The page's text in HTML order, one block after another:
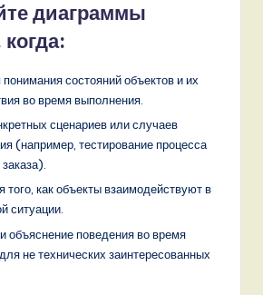
диаграммы
состояний объектов и их
во время выполнения.
сценариев или случаев
(например, тестирование процесса
того, как объекты взаимодействуют в
ситуации.
объяснение поведения во время
не технических заинтересованных